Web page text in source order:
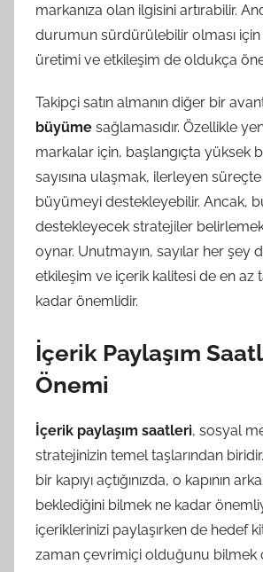
markanıza olan ilgisini artırabilir.
durumun sürdürülebilir olması için
üretimi ve etkileşim de oldukça
Takipçi satın almanın diğer bir
büyüme sağlamasıdır. Özellikle
markalar için, başlangıçta yüksek
sayısına ulaşmak, ilerleyen
büyümeyi destekleyebilir. Ancak,
destekleyecek stratejiler
oynar. Unutmayın, sayılar her şey
etkileşim ve içerik kalitesi de en az
kadar önemlidir.
İçerik Paylaşım
Önemi
İçerik paylaşım saatleri, sosyal
stratejinizin temel taşlarından
bir kapıyı açtığınızda, o kapının
beklediğini bilmek ne kadar
içeriklerinizi paylaşırken de hedef
zaman çevrimiçi olduğunu bilmek